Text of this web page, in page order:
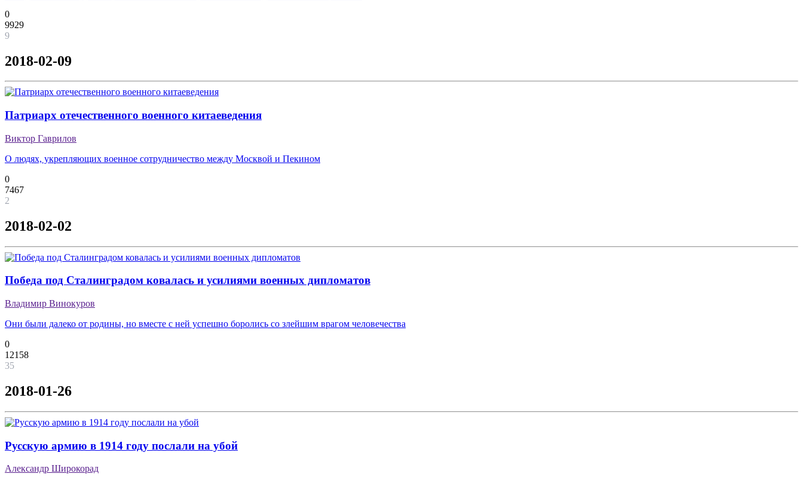
0
9929
9
2018-02-09
Патриарх отечественного военного китаеведения
Виктор Гаврилов
О людях, укрепляющих военное сотрудничество между Москвой и Пекином
0
7467
2
2018-02-02
Победа под Сталинградом ковалась и усилиями военных дипломатов
Владимир Винокуров
Они были далеко от родины, но вместе с ней успешно боролись со злейшим врагом человечества
0
12158
35
2018-01-26
Русскую армию в 1914 году послали на убой
Александр Широкорад